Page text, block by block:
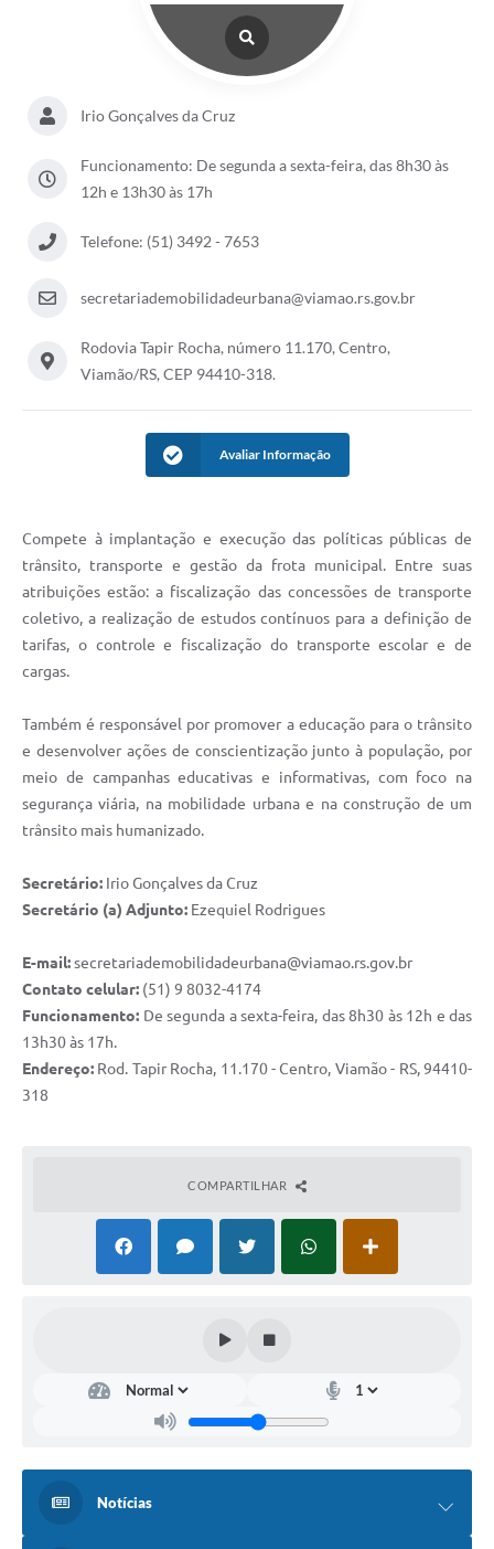
Irio Gonçalves da Cruz
Funcionamento: De segunda a sexta-feira, das 8h30 às
12h e 13h30 às 17h
Telefone: (51) 3492 - 7653
secretariademobilidadeurbana@viamao.rs.gov.br
Rodovia Tapir Rocha, número 11.170, Centro,
Viamão/RS, CEP 94410-318.
Avaliar Informação
Compete à implantação e execução das políticas públicas de
trânsito, transporte e gestão da frota municipal. Entre suas
atribuições estão: a fiscalização das concessões de transporte
coletivo, a realização de estudos contínuos para a definição de
tarifas, o controle e fiscalização do transporte escolar e de
cargas.
Também é responsável por promover a educação para o trânsito
e desenvolver ações de conscientização junto à população, por
meio de campanhas educativas e informativas, com foco na
segurança viária, na mobilidade urbana e na construção de um
trânsito mais humanizado.
Secretário: Irio Gonçalves da Cruz
Secretário (a) Adjunto: Ezequiel Rodrigues
E-mail:secretariademobilidadeurbana@viamao.rs.gov.br
Contato celular: (51) 9 8032-4174
Funcionamento: De segunda a sexta-feira, das 8h30 às 12h e das
13h30 às 17h.
Endereço: Rod. Tapir Rocha, 11.170 - Centro, Viamão - RS, 94410-
318
COMPARTILHAR
Notícias